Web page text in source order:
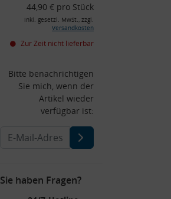
44,90 € pro Stück
inkl. gesetzl. MwSt., zzgl.
Versandkosten
Zur Zeit nicht lieferbar
Bitte benachrichtigen
Sie mich, wenn der
Artikel wieder
verfügbar ist:
Sie haben Fragen?